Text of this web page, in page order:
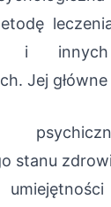
i innych
Jej
stanu